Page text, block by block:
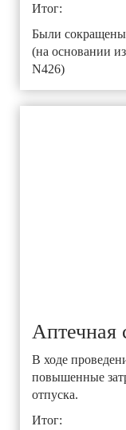
Итог:
Были сокращены
(на основании
N426)
Аптечная
В ходе
повышенные
отпуска.
Итог: